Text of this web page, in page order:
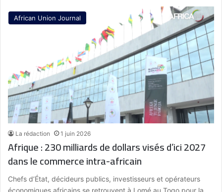
African Union Journal
La rédaction 1 juin 2026
Afrique : 230 milliards de dollars visés d’ici 2027
dans le commerce intra-africain
Chefs d’État, décideurs publics, investisseurs et opérateurs
économiques africains se retrouvent à Lomé au Togo pour la